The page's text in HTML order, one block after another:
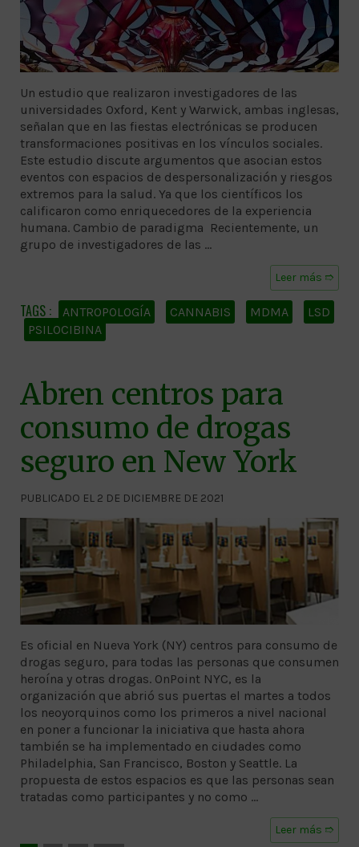
Un estudio que realizaron investigadores de las
universidades Oxford, Kent y Warwick, ambas inglesas,
señalan que en las fiestas electrónicas se producen
transformaciones positivas en los vínculos sociales.
Este estudio discute argumentos que asocian estos
eventos con espacios de despersonalización y riesgos
extremos para la salud. Ya que los científicos los
calificaron como enriquecedores de la experiencia
humana. Cambio de paradigma Recientemente, un
grupo de investigadores de las …
Leer más ➱
ANTROPOLOGÍA CANNABIS MDMA
LSD
PSILOCIBINA
Abren centros para
consumo de drogas
seguro en New York
PUBLICADO EL 2 DE DICIEMBRE DE 2021
Es oficial en Nueva York (NY) centros para consumo de
drogas seguro, para todas las personas que consumen
heroína y otras drogas. OnPoint NYC, es la
organización que abrió sus puertas el martes a todos
los neoyorquinos como los primeros a nivel nacional
en poner a funcionar la iniciativa que hasta ahora
también se ha implementado en ciudades como
Philadelphia, San Francisco, Boston y Seattle. La
propuesta de estos espacios es que las personas sean
tratadas como participantes y no como …
Leer más ➱